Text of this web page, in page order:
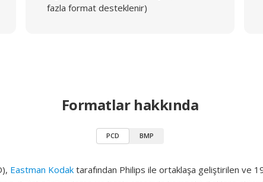
fazla format desteklenir)
Formatlar hakkında
PCD BMP
Eastman Kodak tarafından Philips ile ortaklaşa geliştirilen ve